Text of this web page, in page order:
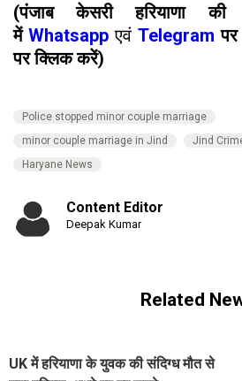
(पंजाब केसरी हरियाणा
में Whatsappएवं Telegram
पर क्लिक करें)
Police stopped minor couple marriage
minor couple marriage in Jind
Jind
Haryane News
Content Editor
Deepak Kumar
Related
UK में हरियाणा के युवक की संदिग्ध मौत से